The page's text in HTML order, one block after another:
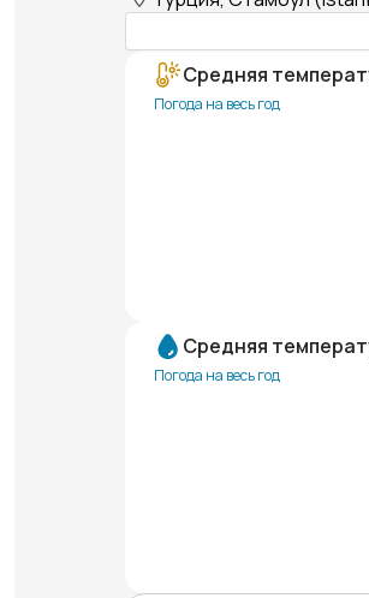
Средняя
Погода на весь год
Средняя
Погода на весь год